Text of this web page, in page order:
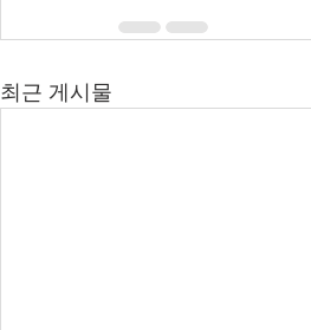
최근 게시물